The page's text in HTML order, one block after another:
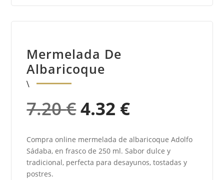
Mermelada De
Albaricoque
7.20€El
original
era:
4.32 €El
actual
es:
Compra online mermelada de albaricoque Adolfo
Sádaba, en frasco de 250 ml. Sabor dulce y
tradicional, perfecta para desayunos, tostadas y
postres.